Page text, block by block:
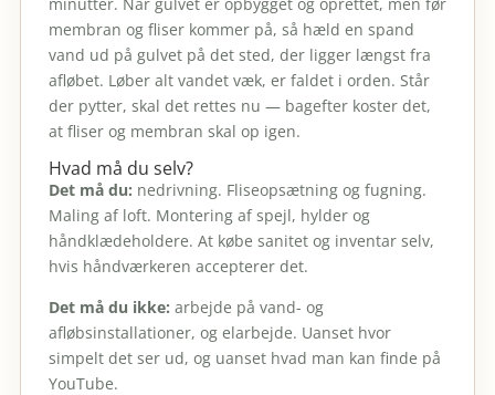
membran og fliser kommer på, så hæld en spand
vand ud på gulvet på det sted, der ligger længst fra
afløbet. Løber alt vandet væk, er faldet i orden. Står
der pytter, skal det rettes nu — bagefter koster det,
at fliser og membran skal op igen.
Hvad må du selv?
Det må du: nedrivning. Fliseopsætning og fugning.
Maling af loft. Montering af spejl, hylder og
håndklædeholdere. At købe sanitet og inventar selv,
hvis håndværkeren accepterer det.
Det må du ikke: arbejde på vand- og
afløbsinstallationer, og elarbejde. Uanset hvor
simpelt det ser ud, og uanset hvad man kan finde på
YouTube.